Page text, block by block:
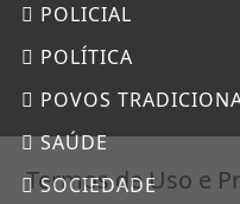
POLICIAL
POLÍTICA
POVOS
SAÚDE
SOCIEDADE
Termos de Uso e